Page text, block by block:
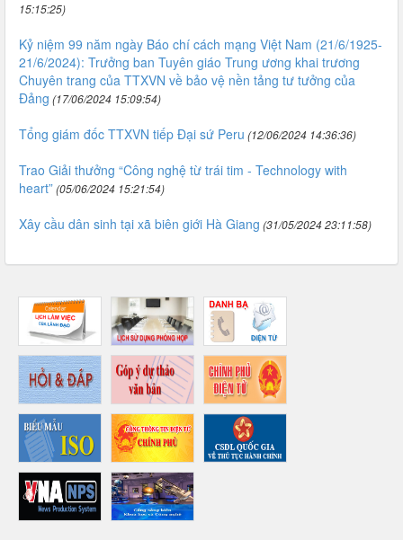
15:15:25)
Kỷ niệm 99 năm ngày Báo chí cách mạng Việt Nam (21/6/1925-
21/6/2024): Trưởng ban Tuyên giáo Trung ương khai trương
Chuyên trang của TTXVN về bảo vệ nền tảng tư tưởng của
Đảng (17/06/2024 15:09:54)
Tổng giám đốc TTXVN tiếp Đại sứ Peru (12/06/2024 14:36:36)
Trao Giải thưởng “Công nghệ từ trái tim - Technology with
heart”(05/06/2024 15:21:54)
Xây cầu dân sinh tại xã biên giới Hà Giang (31/05/2024 23:11:58)